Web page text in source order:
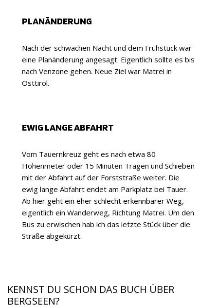
PLANÄNDERUNG
Nach der schwachen Nacht und dem Frühstück war
eine Planänderung angesagt. Eigentlich sollte es bis
nach Venzone gehen. Neue Ziel war Matrei in
Osttirol.
EWIG LANGE ABFAHRT
Vom Tauernkreuz geht es nach etwa 80
Höhenmeter oder 15 Minuten Tragen und Schieben
mit der Abfahrt auf der Forststraße weiter. Die
ewig lange Abfahrt endet am Parkplatz bei Tauer.
Ab hier geht ein eher schlecht erkennbarer Weg,
eigentlich ein Wanderweg, Richtung Matrei. Um den
Bus zu erwischen hab ich das letzte Stück über die
Straße abgekürzt.
KENNST DU SCHON DAS BUCH ÜBER
BERGSEEN?